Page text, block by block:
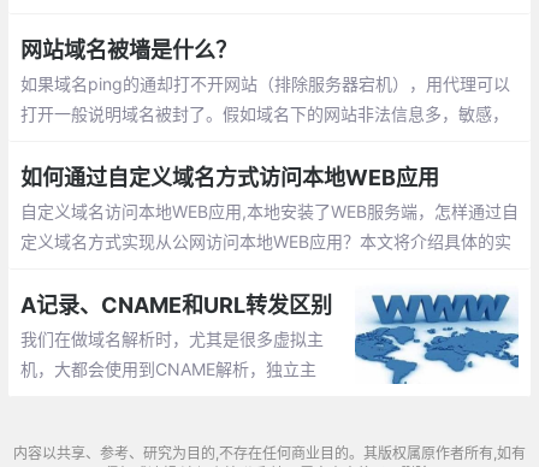
网站域名被墙是什么？
如果域名ping的通却打不开网站（排除服务器宕机），用代理可以
打开一般说明域名被封了。假如域名下的网站非法信息多，敏感，
是解析是正常的。此时域名在国内是无法使用的
如何通过自定义域名方式访问本地WEB应用
自定义域名访问本地WEB应用,本地安装了WEB服务端，怎样通过自
定义域名方式实现从公网访问本地WEB应用？本文将介绍具体的实
在万网、百度云、腾讯云、西部数码等等域名服务商注册并购买域
名。
A记录、CNAME和URL转发区别
我们在做域名解析时，尤其是很多虚拟主
机，大都会使用到CNAME解析，独立主
析”到一个“其它”URL地址，而实际上它们之
内容以共享、参考、研究为目的,不存在任何商业目的。其版权属原作者所有,如有